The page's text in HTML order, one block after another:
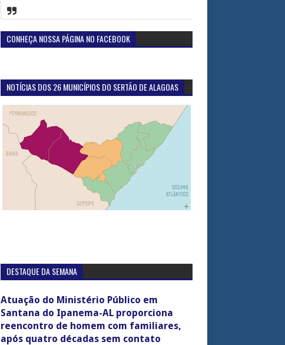
CONHEÇA NOSSA PÁGINA NO FACEBOOK
NOTÍCIAS DOS 26 MUNICÍPIOS DO SERTÃO DE ALAGOAS
DESTAQUE DA SEMANA
Atuação do Ministério Público em
Santana do Ipanema-AL proporciona
reencontro de homem com familiares,
após quatro décadas sem contato